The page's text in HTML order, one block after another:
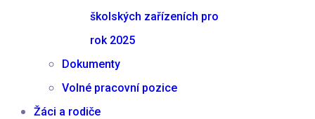
školských zařízeních pro
rok 2025
Dokumenty
Volné pracovní pozice
Žáci a rodiče